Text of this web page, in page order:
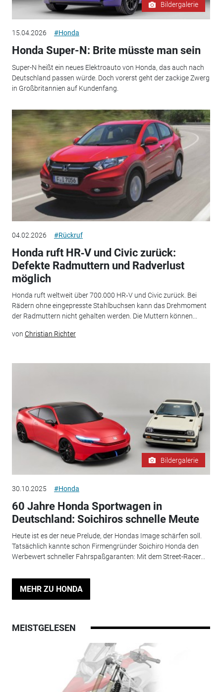
Bildergalerie
15.04.2026 #Honda
Honda Super-N: Brite müsste man sein
Super-N heißt ein neues Elektroauto von Honda, das auch nach
Deutschland passen würde. Doch vorerst geht der zackige Zwerg
in Großbritannien auf Kundenfang.
04.02.2026 #Rückruf
Honda ruft HR‑V und Civic zurück:
Defekte Radmuttern und Radverlust
möglich
Honda ruft weltweit über 700.000 HR‑V und Civic zurück. Bei
Rädern ohne eingepresste Stahlbuchsen kann das Drehmoment
der Radmuttern nicht gehalten werden. Die Muttern können...
von Christian Richter
Bildergalerie
30.10.2025 #Honda
60 Jahre Honda Sportwagen in
Deutschland: Soichiros schnelle Meute
Heute ist es der neue Prelude, der Hondas Image schärfen soll.
Tatsächlich kannte schon Firmengründer Soichiro Honda den
Werbewert schneller Fahrspaßgaranten: Mit dem Street-Racer...
MEHR ZU HONDA
MEISTGELESEN